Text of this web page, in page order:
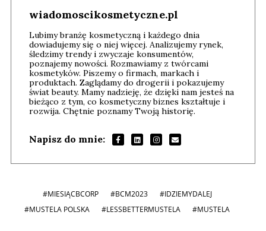
wiadomoscikosmetyczne.pl
Lubimy branżę kosmetyczną i każdego dnia
dowiadujemy się o niej więcej. Analizujemy rynek,
śledzimy trendy i zwyczaje konsumentów,
poznajemy nowości. Rozmawiamy z twórcami
kosmetyków. Piszemy o firmach, markach i
produktach. Zaglądamy do drogerii i pokazujemy
świat beauty. Mamy nadzieję, że dzięki nam jesteś na
bieżąco z tym, co kosmetyczny biznes kształtuje i
rozwija. Chętnie poznamy Twoją historię.
Napisz do mnie:
#MIESIĄCBCORP #BCM2023
#IDZIEMYDALEJ
#MUSTELA POLSKA
#LESSBETTERMUSTELA #MUSTELA